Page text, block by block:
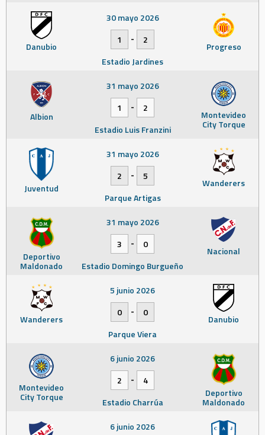
Danubio Progreso
30 mayo 2026
1
-
2
Estadio Jardines
Albion Montevideo
City Torque
31 mayo 2026
1
-
2
Estadio Luis Franzini
Juventud Wanderers
31 mayo 2026
2
-
5
Parque Artigas
Deportivo
Maldonado
Nacional
31 mayo 2026
3
-
0
Estadio Domingo Burgueño
Wanderers Danubio
5 junio 2026
0
-
0
Parque Viera
Montevideo
City Torque Deportivo
Maldonado
6 junio 2026
2
-
4
Estadio Charrúa
6 junio 2026